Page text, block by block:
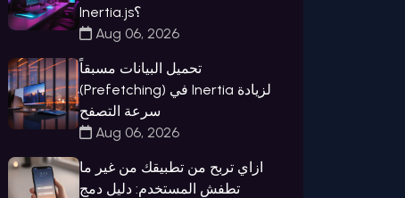
Inertia.js؟
Aug 06, 2026
تحميل البيانات مسبقاً
(Prefetching) في Inertia لزيادة
سرعة التصفح
Aug 06, 2026
ازاي تربح من تطبيقك من غير ما
تطفش المستخدم: دليل دمج